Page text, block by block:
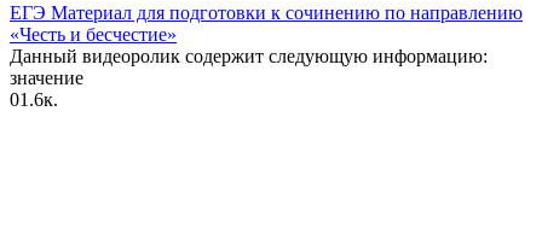
ЕГЭ Материал для подготовки к сочинению по направлению
«Честь и бесчестие»
Данный видеоролик содержит следующую информацию:
значение
01.6к.